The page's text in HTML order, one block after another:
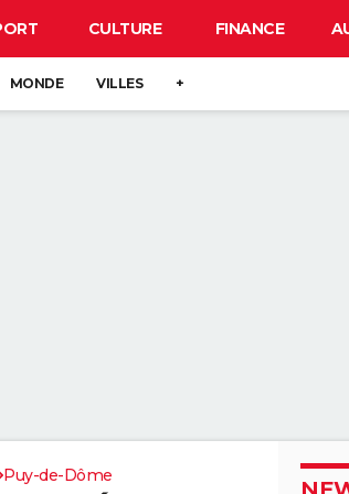
CULTURE FINANCE
MONDE VILLES +
Puy-de-Dôme